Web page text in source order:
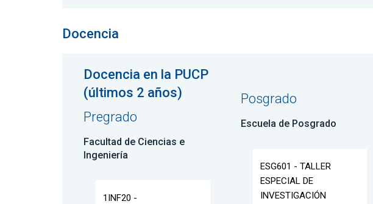
Docencia
Docencia en la PUCP
(últimos 2 años)
Pregrado
Facultad de Ciencias e
Ingeniería
1INF20 -
Posgrado
Escuela de Posgrado
ESG601 - TALLER
ESPECIAL DE
INVESTIGACIÓN